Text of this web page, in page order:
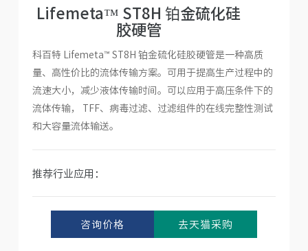
Lifemeta™ ST8H 铂金硫化硅
胶硬管
科百特 Lifemeta™ ST8H 铂金硫化硅胶硬管是一种高质
量、高性价比的流体传输方案。可用于提高生产过程中的
流速大小，减少液体传输时间。可以应用于高压条件下的
流体传输， TFF、病毒过滤、过滤组件的在线完整性测试
和大容量流体输送。
推荐行业应用：
咨询价格 去天猫采购